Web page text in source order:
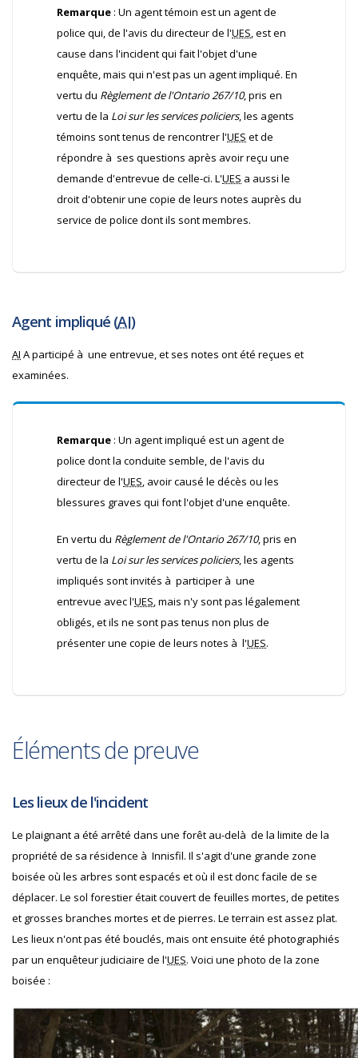
Remarque : Un agent témoin est un agent de
police qui, de l'avis du directeur de l'UES, est en
cause dans l'incident qui fait l'objet d'une
enquête, mais qui n'est pas un agent impliqué. En
vertu du Règlement de l'Ontario 267/10, pris en
vertu de la Loi sur les services policiers, les agents
témoins sont tenus de rencontrer l'UES et de
répondre à ses questions après avoir reçu une
demande d'entrevue de celle-ci. L'UES a aussi le
droit d'obtenir une copie de leurs notes auprès du
service de police dont ils sont membres.
Agent impliqué (AI)
AI A participé à une entrevue, et ses notes ont été reçues et
examinées.
Remarque : Un agent impliqué est un agent de
police dont la conduite semble, de l'avis du
directeur de l'UES, avoir causé le décès ou les
blessures graves qui font l'objet d'une enquête.
En vertu du Règlement de l'Ontario 267/10, pris en
vertu de la Loi sur les services policiers, les agents
impliqués sont invités à participer à une
entrevue avec l'UES, mais n'y sont pas légalement
obligés, et ils ne sont pas tenus non plus de
présenter une copie de leurs notes à l'UES.
Éléments de preuve
Les lieux de l'incident
Le plaignant a été arrêté dans une forêt au-delà de la limite de la
propriété de sa résidence à Innisfil. Il s'agit d'une grande zone
boisée où les arbres sont espacés et où il est donc facile de se
déplacer. Le sol forestier était couvert de feuilles mortes, de petites
et grosses branches mortes et de pierres. Le terrain est assez plat.
Les lieux n'ont pas été bouclés, mais ont ensuite été photographiés
par un enquêteur judiciaire de l'UES. Voici une photo de la zone
boisée :